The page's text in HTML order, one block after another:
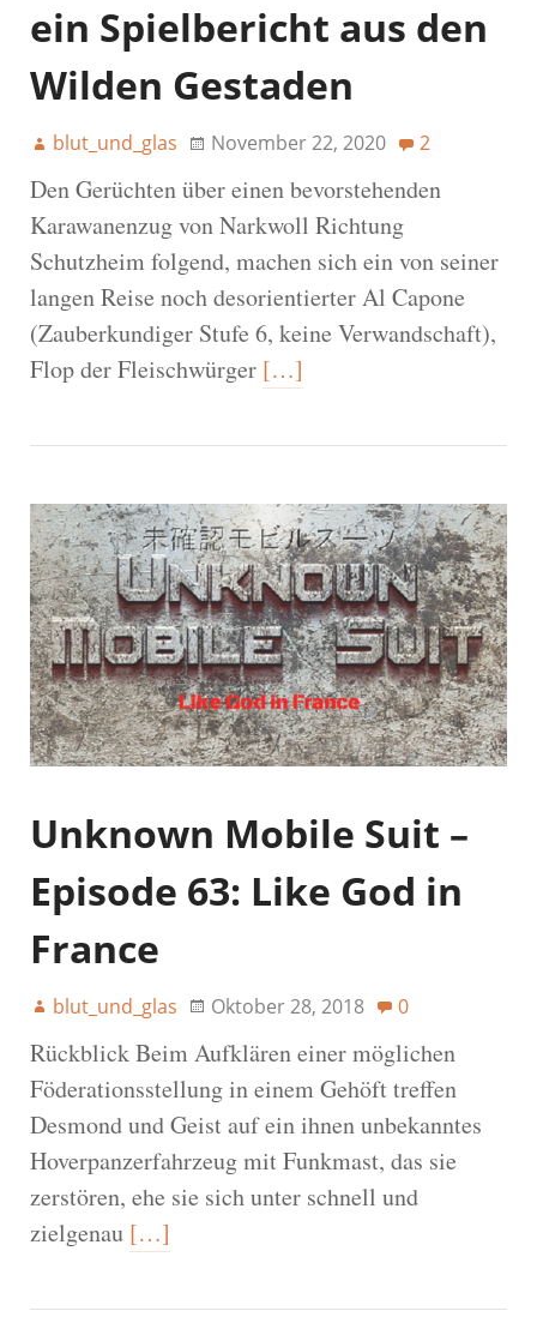
ein Spielbericht aus den
Wilden Gestaden
blut_und_glas November 22, 2020 2
Den Gerüchten über einen bevorstehenden
Karawanenzug von Narkwoll Richtung
Schutzheim folgend, machen sich ein von seiner
langen Reise noch desorientierter Al Capone
(Zauberkundiger Stufe 6, keine Verwandschaft),
Flop der Fleischwürger […]
Unknown Mobile Suit –
Episode 63: Like God in
France
blut_und_glas Oktober 28, 2018 0
Rückblick Beim Aufklären einer möglichen
Föderationsstellung in einem Gehöft treffen
Desmond und Geist auf ein ihnen unbekanntes
Hoverpanzerfahrzeug mit Funkmast, das sie
zerstören, ehe sie sich unter schnell und
zielgenau […]